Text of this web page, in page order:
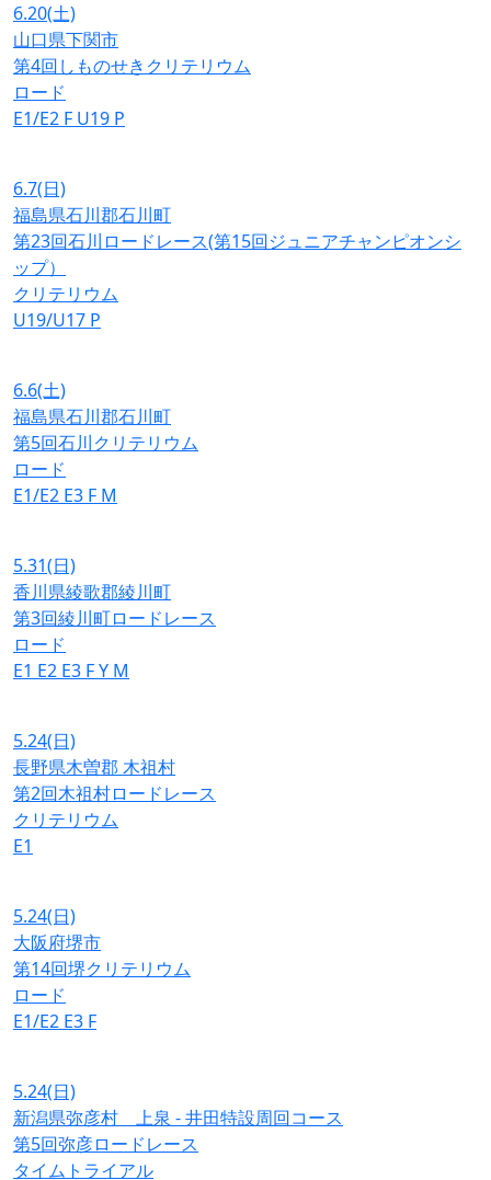
6.20(土)
山口県下関市
第4回しものせきクリテリウム
ロード
E1/E2 F U19 P
6.7(日)
福島県石川郡石川町
第23回石川ロードレース(第15回ジュニアチャンピオンシ
ップ）
クリテリウム
U19/U17 P
6.6(土)
福島県石川郡石川町
第5回石川クリテリウム
ロード
E1/E2 E3 F M
5.31(日)
香川県綾歌郡綾川町
第3回綾川町ロードレース
ロード
E1 E2 E3 FY M
5.24(日)
長野県木曽郡 木祖村
第2回木祖村ロードレース
クリテリウム
E1
5.24(日)
大阪府堺市
第14回堺クリテリウム
ロード
E1/E2 E3 F
5.24(日)
新潟県弥彦村 上泉 - 井田特設周回コース
第5回弥彦ロードレース
タイムトライアル